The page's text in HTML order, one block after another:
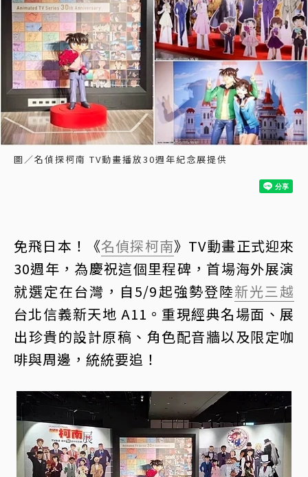
圖／名偵探柯南 TV動畫播放30週年紀念展提供
免飛日本！《名偵探柯南》TV動畫正式迎來
30週年，為慶祝這個里程碑，首場海外展演
就選定在台灣，自5/9起強勢登陸新光三越
台北信義新天地 A11。重現經典名場面、展
出珍貴的設計原稿、角色配音牆以及限定咖
啡與周邊，統統要追！